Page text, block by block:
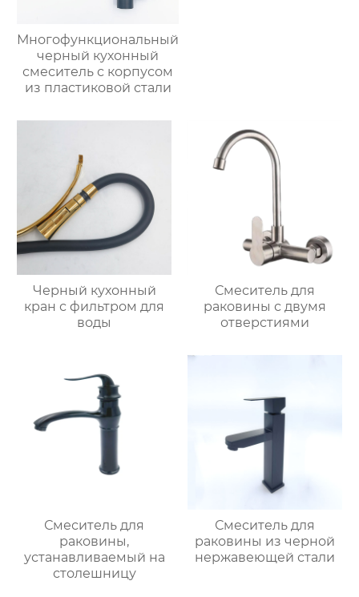
Многофункциональный
черный кухонный
смеситель с корпусом
из пластиковой стали
Черный кухонный
кран с фильтром для
воды
Смеситель для
раковины с двумя
отверстиями
Смеситель для
раковины,
устанавливаемый на
столешницу
Смеситель для
раковины из черной
нержавеющей стали